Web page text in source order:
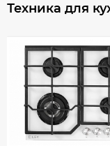
Техника для